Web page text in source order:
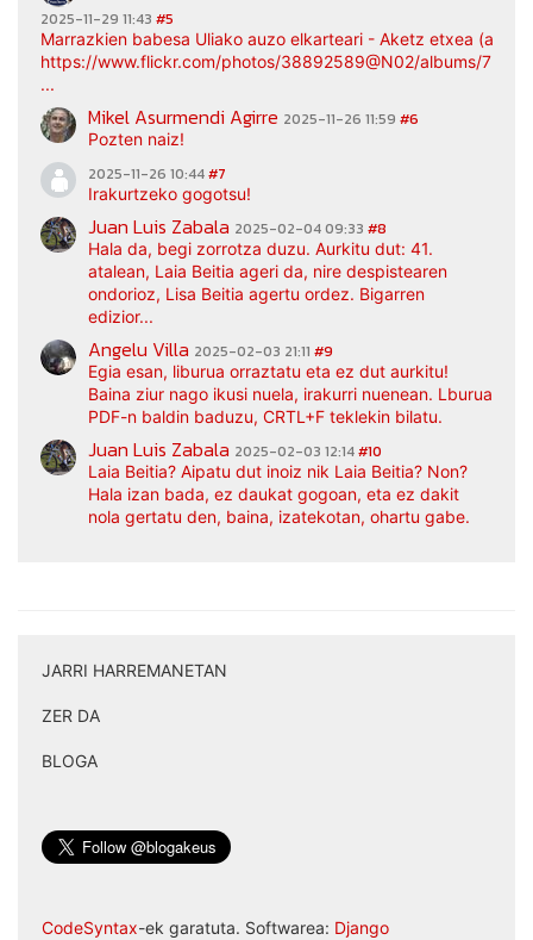
2025-11-29 11:43 #5
Marrazkien babesa Uliako auzo elkarteari - Aketz etxea
https://www.flickr.com/photos/38892589@N02/albums/
...
Mikel Asurmendi Agirre 2025-11-26 11:59 #6
Pozten naiz!
2025-11-26 10:44#7
Irakurtzeko gogotsu!
Juan Luis Zabala 2025-02-04 09:33 #8
Hala da, begi zorrotza duzu. Aurkitu dut: 41.
atalean, Laia Beitia ageri da, nire despistearen
ondorioz, Lisa Beitia agertu ordez. Bigarren
edizior...
Angelu Villa 2025-02-03 21:11 #9
Egia esan, liburua orraztatu eta ez dut aurkitu!
Baina ziur nago ikusi nuela, irakurri nuenean. Lburua
PDF-n baldin baduzu, CRTL+F teklekin bilatu.
Juan Luis Zabala 2025-02-03 12:14#10
Laia Beitia? Aipatu dut inoiz nik Laia Beitia? Non?
Hala izan bada, ez daukat gogoan, eta ez dakit
nola gertatu den, baina, izatekotan, ohartu gabe.
JARRI HARREMANETAN
ZER DA
BLOGA
CodeSyntax-ek garatuta. Softwarea: Django